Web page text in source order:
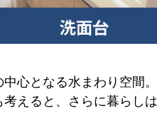
心となる水まわり空間。
えると、さらに暮らし